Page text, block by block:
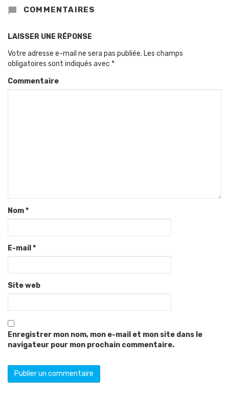
COMMENTAIRES
LAISSER UNE RÉPONSE
Votre adresse e-mail ne sera pas publiée. Les champs
obligatoires sont indiqués avec *
Commentaire
Nom*
E-mail *
Site web
Enregistrer mon nom, mon e-mail et mon site dans le
navigateur pour mon prochain commentaire.